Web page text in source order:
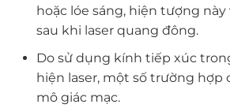
hoặc lóe sáng, hiện tượng
sau khi laser quang đông.
Do sử dụng kính tiếp xúc
hiện laser, một số trường hợp
mô giác mạc.